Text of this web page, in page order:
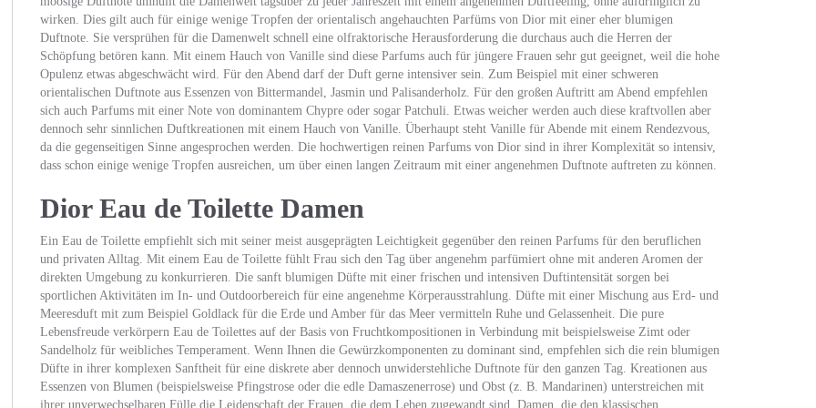
wirken. Dies gilt auch für einige wenige Tropfen der orientalisch angehauchten Parfüms von Dior mit einer eher blumigen
Duftnote. Sie versprühen für die Damenwelt schnell eine olfraktorische Herausforderung die durchaus auch die Herren der
Schöpfung betören kann. Mit einem Hauch von Vanille sind diese Parfums auch für jüngere Frauen sehr gut geeignet, weil die hohe
Opulenz etwas abgeschwächt wird. Für den Abend darf der Duft gerne intensiver sein. Zum Beispiel mit einer schweren
orientalischen Duftnote aus Essenzen von Bittermandel, Jasmin und Palisanderholz. Für den großen Auftritt am Abend empfehlen
sich auch Parfums mit einer Note von dominantem Chypre oder sogar Patchuli. Etwas weicher werden auch diese kraftvollen aber
dennoch sehr sinnlichen Duftkreationen mit einem Hauch von Vanille. Überhaupt steht Vanille für Abende mit einem Rendezvous,
da die gegenseitigen Sinne angesprochen werden. Die hochwertigen reinen Parfums von Dior sind in ihrer Komplexität so intensiv,
dass schon einige wenige Tropfen ausreichen, um über einen langen Zeitraum mit einer angenehmen Duftnote auftreten zu können.
Dior Eau de Toilette Damen
Ein Eau de Toilette empfiehlt sich mit seiner meist ausgeprägten Leichtigkeit gegenüber den reinen Parfums für den beruflichen
und privaten Alltag. Mit einem Eau de Toilette fühlt Frau sich den Tag über angenehm parfümiert ohne mit anderen Aromen der
direkten Umgebung zu konkurrieren. Die sanft blumigen Düfte mit einer frischen und intensiven Duftintensität sorgen bei
sportlichen Aktivitäten im In- und Outdoorbereich für eine angenehme Körperausstrahlung. Düfte mit einer Mischung aus Erd- und
Meeresduft mit zum Beispiel Goldlack für die Erde und Amber für das Meer vermitteln Ruhe und Gelassenheit. Die pure
Lebensfreude verkörpern Eau de Toilettes auf der Basis von Fruchtkompositionen in Verbindung mit beispielsweise Zimt oder
Sandelholz für weibliches Temperament. Wenn Ihnen die Gewürzkomponenten zu dominant sind, empfehlen sich die rein blumigen
Düfte in ihrer komplexen Sanftheit für eine diskrete aber dennoch unwiderstehliche Duftnote für den ganzen Tag. Kreationen aus
Essenzen von Blumen (beispielsweise Pfingstrose oder die edle Damaszenerrose) und Obst (z. B. Mandarinen) unterstreichen mit
ihrer unverwechselbaren Fülle die Leidenschaft der Frauen, die dem Leben zugewandt sind. Damen, die den klassischen